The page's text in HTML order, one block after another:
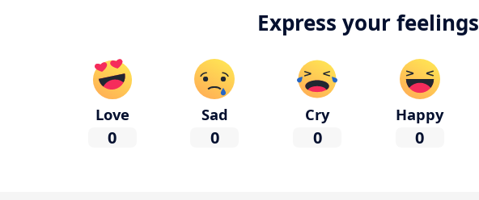
Express your feelings
Love
0
Sad
0
Cry
0
Happy
0